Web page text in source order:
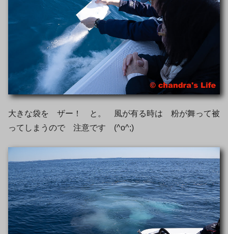
大きな袋を ザー！ と。 風が有る時は 粉が舞って被
ってしまうので 注意です (^o^;)